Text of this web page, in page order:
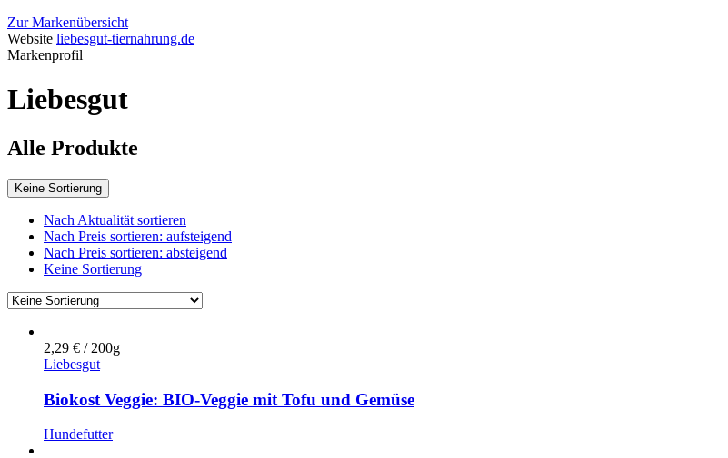
Zur Markenübersicht
Website liebesgut-tiernahrung.de
Markenprofil
Liebesgut
Alle Produkte
Keine Sortierung
Nach Aktualität sortieren
Nach Preis sortieren: aufsteigend
Nach Preis sortieren: absteigend
Keine Sortierung
2,29 € / 200g
Liebesgut
Biokost Veggie: BIO-Veggie mit Tofu und Gemüse
Hundefutter